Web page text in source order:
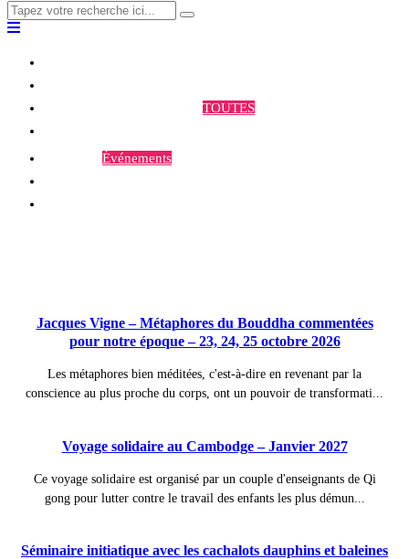
TOUTES
Événements
Jacques Vigne – Métaphores du Bouddha commentées
pour notre époque – 23, 24, 25 octobre 2026
Les métaphores bien méditées, c'est-à-dire en revenant par la
conscience au plus proche du corps, ont un pouvoir de transformati...
Voyage solidaire au Cambodge – Janvier 2027
Ce voyage solidaire est organisé par un couple d'enseignants de Qi
gong pour lutter contre le travail des enfants les plus démun...
Séminaire initiatique avec les cachalots dauphins et baleines